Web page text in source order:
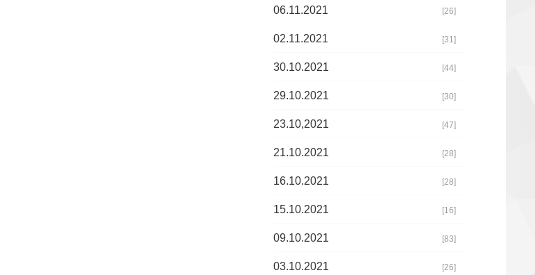
06.11.2021 [26]
02.11.2021 [31]
30.10.2021 [44]
29.10.2021 [30]
23.10,2021 [47]
21.10.2021 [28]
16.10.2021 [28]
15.10.2021 [16]
09.10.2021 [83]
03.10.2021 [26]